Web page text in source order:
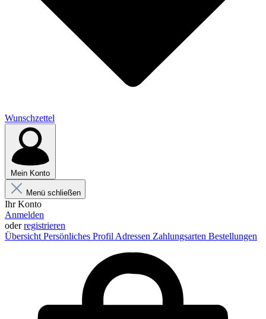
Wunschzettel
Mein Konto
Menü schließen
Ihr Konto
Anmelden
oderregistrieren
Übersicht Persönliches Profil Adressen Zahlungsarten Bestellungen